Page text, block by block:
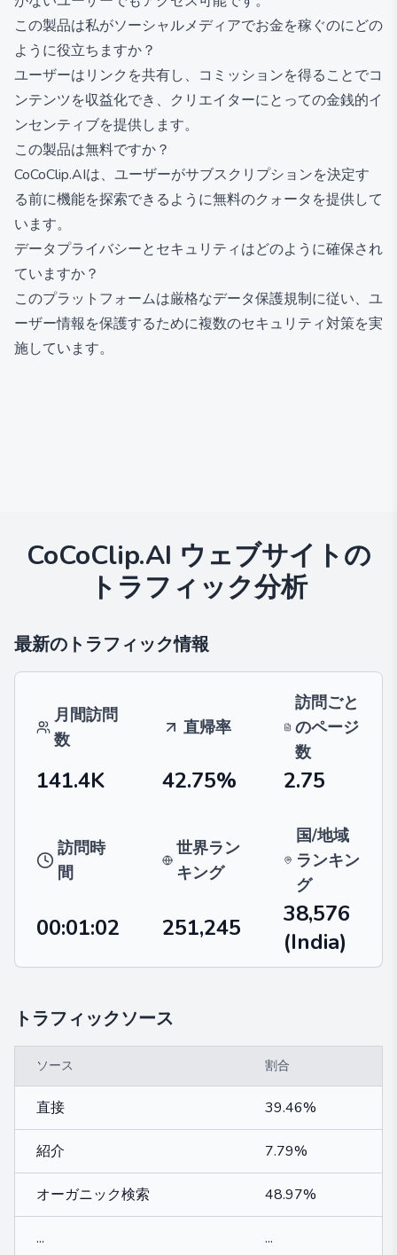
この製品は私がソーシャルメディアでお金を稼ぐのにどの
ように役立ちますか？
ユーザーはリンクを共有し、コミッションを得ることでコ
ンテンツを収益化でき、クリエイターにとっての金銭的イ
ンセンティブを提供します。
この製品は無料ですか？
CoCoClip.AIは、ユーザーがサブスクリプションを決定す
る前に機能を探索できるように無料のクォータを提供して
います。
データプライバシーとセキュリティはどのように確保され
ていますか？
このプラットフォームは厳格なデータ保護規制に従い、ユ
ーザー情報を保護するために複数のセキュリティ対策を実
施しています。
CoCoClip.AI ウェブサイトの
トラフィック分析
最新のトラフィック情報
月間訪問
数
直帰率
訪問ごと
のページ
数
141.4K 42.75% 2.75
訪問時
間
世界ラン
キング
国/地域
ランキン
グ
00:01:02 251,245
38,576
(India)
トラフィックソース
ソース 割合
直接 39.46%
紹介 7.79%
オーガニック検索 48.97%
... ...